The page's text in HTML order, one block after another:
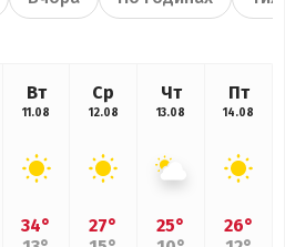
Вт
11.08
34°
Ср
12.08
27°
Чт
13.08
25°
Пт
14.08
26°